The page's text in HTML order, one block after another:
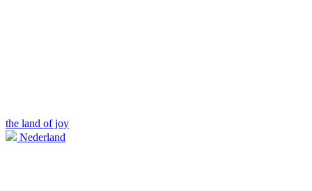
the land of joy
Nederland